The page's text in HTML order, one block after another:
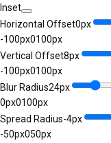
Inset
Horizontal Offset0px
-100px0100px
Vertical Offset8px
-100px0100px
Blur Radius24px
0px0100px
Spread Radius-4px
-50px050px